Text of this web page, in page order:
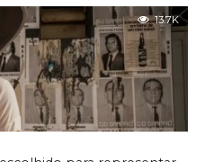
13.7K